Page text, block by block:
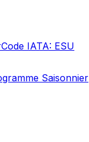
Code IATA: ESU
Saisonnier